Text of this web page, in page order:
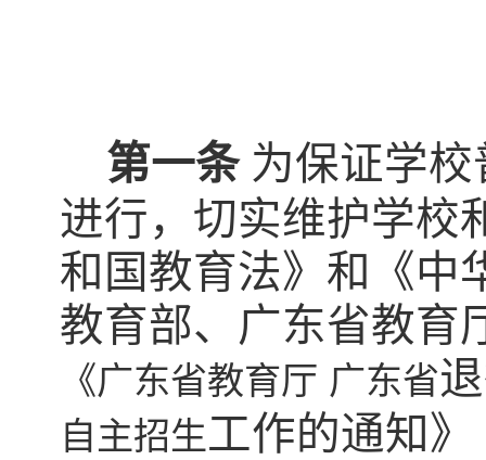
第一条 为保证学校
进行，切实维护学校
和国教育法》和《中
教育部、广东省教育
《广东省教育厅 广东省
自主招生工作的通知